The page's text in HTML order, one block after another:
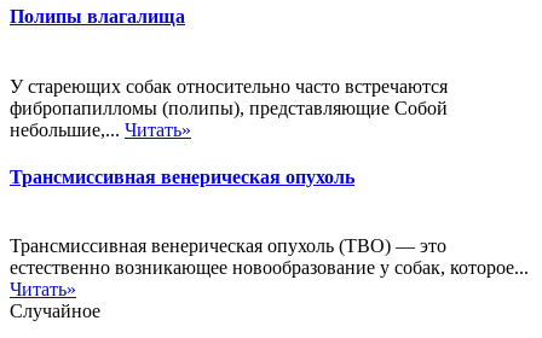
Полипы влагалища
У стареющих собак относительно часто встречаются
фибропапилломы (полипы), представляющие Собой
небольшие,... Читать»
Трансмиссивная венерическая опухоль
Трансмиссивная венерическая опухоль (ТВО) — это
естественно возникающее новообразование у собак, которое...
Читать»
Случайное